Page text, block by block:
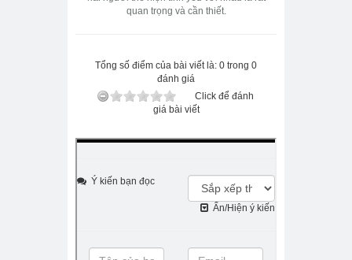
quan trọng và cần thiết.
Tổng số điểm của bài viết là: 0 trong 0
đánh giá
Click để đánh
giá bài viết